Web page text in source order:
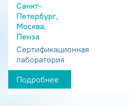
Санкт-
Петербург,
Москва,
Пенза
Сертификационная
лаборатория
Подробнее